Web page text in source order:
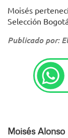
Moisés
Selección
Publicado por:
Moisés